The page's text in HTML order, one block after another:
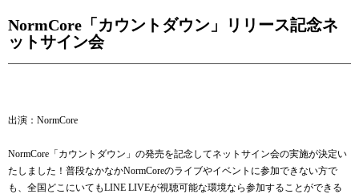
NormCore「カウントダウン」リリース記念ネ
ットサイン会
出演：NormCore
NormCore「カウントダウン」の発売を記念してネットサイン会の実施が決定い
たしました！普段なかなかNormCoreのライブやイベントに参加できない方で
も、全国どこにいてもLINE LIVEが視聴可能な環境なら参加することができる